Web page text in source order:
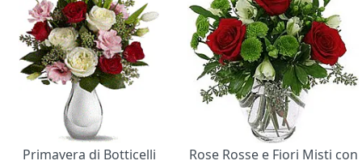
Primavera di Botticelli
Rose Rosse e Fiori Misti con